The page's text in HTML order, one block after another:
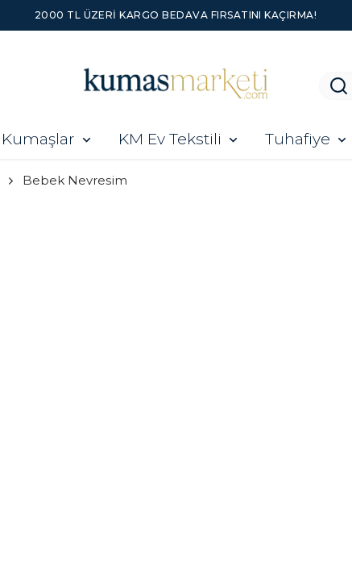
2000 TL ÜZERI KARGO BEDAVA FIRSATINI KAÇIRMA!
Kumaşlar KM Ev Tekstili Tuhafiye
Bebek Nevresim